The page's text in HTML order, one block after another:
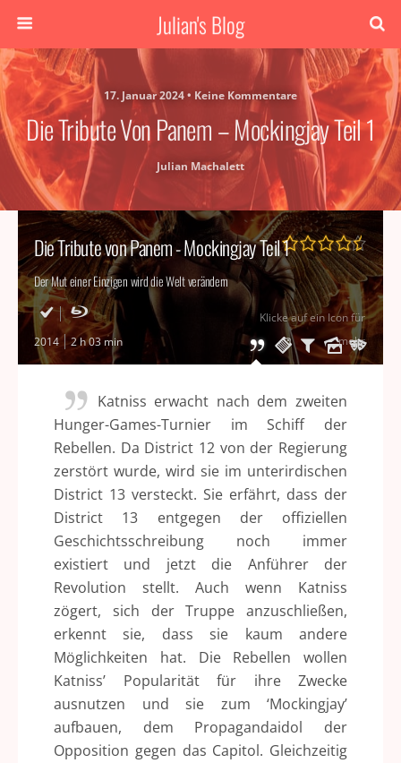
Julian's Blog
17. Januar 2024 • Keine Kommentare
Die Tribute Von Panem – Mockingjay Teil 1
Julian Machalett
Die Tribute von Panem - Mockingjay Teil 1
Der Mut einer Einzigen wird die Welt verändern
2014 2 h 03 min
Klicke auf ein Icon für
mehr
Katniss erwacht nach dem zweiten
Hunger-Games-Turnier im Schiff der
Rebellen. Da District 12 von der Regierung
zerstört wurde, wird sie im unterirdischen
District 13 versteckt. Sie erfährt, dass der
District 13 entgegen der offiziellen
Geschichtsschreibung noch immer
existiert und jetzt die Anführer der
Revolution stellt. Auch wenn Katniss
zögert, sich der Truppe anzuschließen,
erkennt sie, dass sie kaum andere
Möglichkeiten hat. Die Rebellen wollen
Katniss’ Popularität für ihre Zwecke
ausnutzen und sie zum ‘Mockingjay’
aufbauen, dem Propagandaidol der
Opposition gegen das Capitol. Gleichzeitig